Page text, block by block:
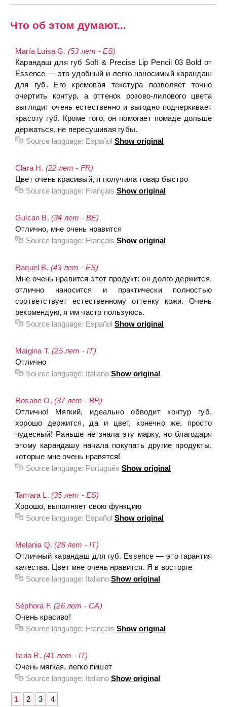
Что об этом думают...
María Luisa G. (53 лет - ES)
Карандаш для губ Soft & Precise Lip Pencil 03 Bold от
Essence — это удобный и легко наносимый карандаш
для губ. Его кремовая текстура позволяет точно
очертить контур, а оттенок розово-лилового цвета
выглядит очень естественно и выгодно подчеркивает
красоту губ. Кроме того, он помогает помаде дольше
держаться, не пересушивая губы.
Source language: Español Show original
Clara H. (22 лет - FR)
Цвет очень красивый, я получила товар быстро
Source language: Français Show original
Gulcan B. (34 лет - BE)
Отлично, мне очень нравится
Source language: Français Show original
Raquel B. (43 лет - ES)
Мне очень нравится этот продукт: он долго держится,
отлично наносится и практически полностью
соответствует естественному оттенку кожи. Очень
рекомендую, я им часто пользуюсь.
Source language: Español Show original
Maigina T.(25 лет - IT)
Отлично
Source language: Italiano Show original
Rosane O. (37 лет - BR)
Отлично! Мягкий, идеально обводит контур губ,
хорошо держится, да и цвет, конечно же, просто
чудесный! Раньше не знала эту марку, но благодаря
этому карандашу начала покупать другие продукты,
которые мне очень нравятся!
Source language: Português Show original
Tamara L. (35 лет - ES)
Хорошо, выполняет свою функцию
Source language: Español Show original
Melania Q.(28 лет - IT)
Отличный карандаш для губ. Essence — это гарантия
качества. Цвет мне очень нравится. Я в восторге
Source language: Italiano Show original
Séphora F.(26 лет - CA)
Очень красиво!
Source language: Français Show original
Ilaria R. (41 лет - IT)
Очень мягкая, легко пишет
Source language: Italiano Show original
1 2 3 4